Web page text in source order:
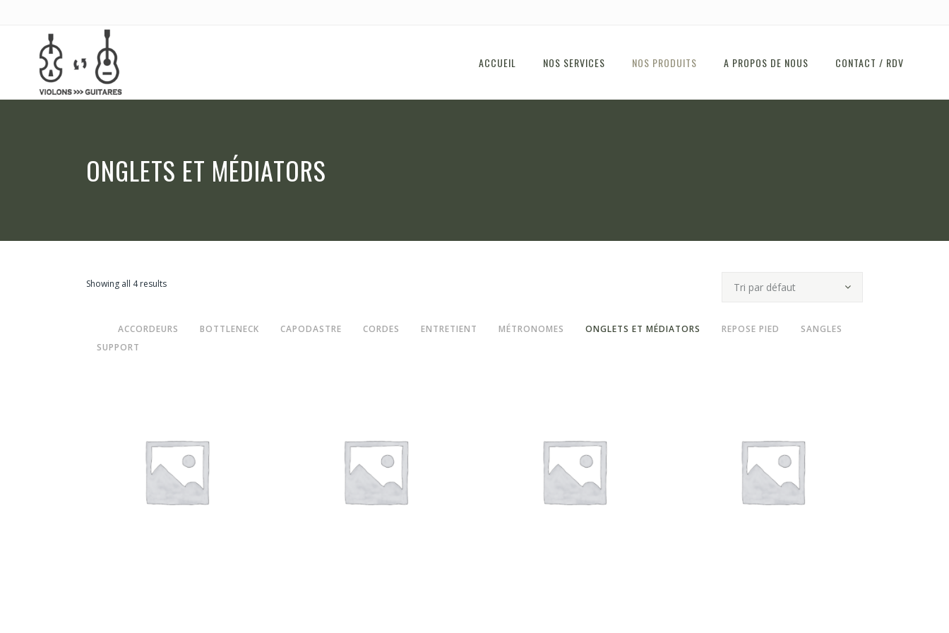
ACCUEIL NOS SERVICES NOS PRODUITS A PROPOS DE NOUS CONTACT / RDV
ONGLETS ET MÉDIATORS
Showing all 4 results Tri par défaut
ACCORDEURS BOTTLENECK CAPODASTRE CORDES ENTRETIENT MÉTRONOMES ONGLETS ET MÉDIATORS REPOSE PIED
SANGLES
SUPPORT
Kit de modelage et réparation
d’ongles « Savarez »
Mediator « Jim Dunlop »
assortiment
Mediator « Jim Dunlop » Match
pik
Onglets et médiators
Onglet « Jim Dunlop »